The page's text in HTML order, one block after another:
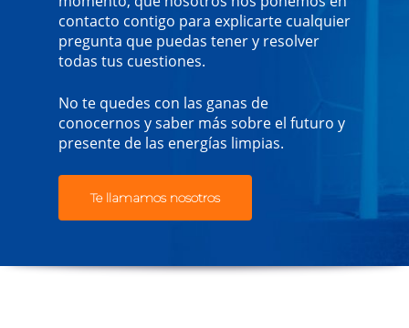
contacto contigo para explicarte cualquier
pregunta que puedas tener y resolver
todas tus cuestiones.
No te quedes con las ganas de
conocernos y saber más sobre el futuro y
presente de las energías limpias.
Te llamamos nosotros